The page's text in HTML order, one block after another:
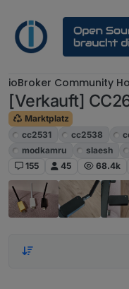
ioBroker Community
[Verkauft]
Marktplatz
cc2531
cc2538
modkamru
slaesh
155
45 68.4k